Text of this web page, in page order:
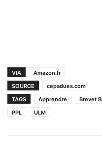
VIA
Amazon.fr
SOURCE
cepadues.com
TAGS
Apprendre Brevet
PPL
ULM